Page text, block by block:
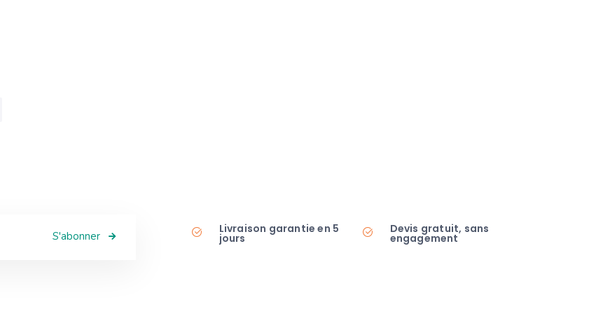
S'abonner
Livraison garantie en 5
jours
Devis gratuit, sans
engagement